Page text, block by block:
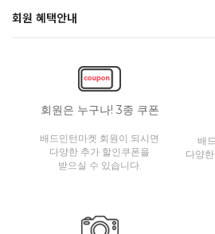
회원 혜택안내
회원은 누구나! 3종 쿠폰
배드민턴마켓 회원이 되시면
다양한 추가 할인쿠폰을
받으실 수 있습니다.
배
다양